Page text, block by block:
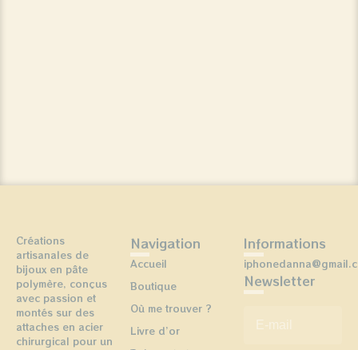
Créations
artisanales de
bijoux en pâte
polymère, conçus
avec passion et
montés sur des
attaches en acier
chirurgical pour un
Navigation
Accueil
Boutique
Où me trouver ?
Livre d’or
Informations
Newsletter